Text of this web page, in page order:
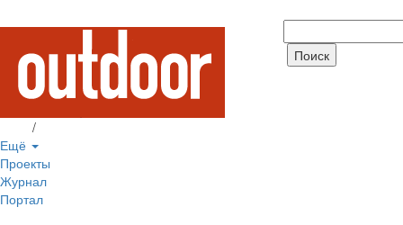
/
Ещё
Проекты
Журнал
Портал